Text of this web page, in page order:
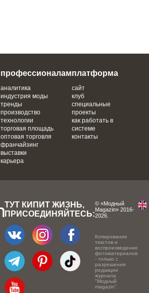
профессионалам
аналитика
индустрия моды
тренды
производство
технологии
торговая площадь
оптовая торговля
франчайзинг
выставки
карьера
платформа
сайт
клуб
специальные
проекты
как работать в
системе
контакты
ТУТ КИПИТ ЖИЗНЬ,
ПРИСОЕДИНЯЙТЕСЬ:
© «Модный
Magazin» 2016-
2026.
Копирование
текстов и
воспроизведение
фотоматериалов
- только с
разрешения
редакции
журнала
"Модный
magazin".